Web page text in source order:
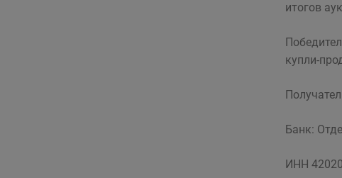
итогов
купли-
Банк:
ИНН